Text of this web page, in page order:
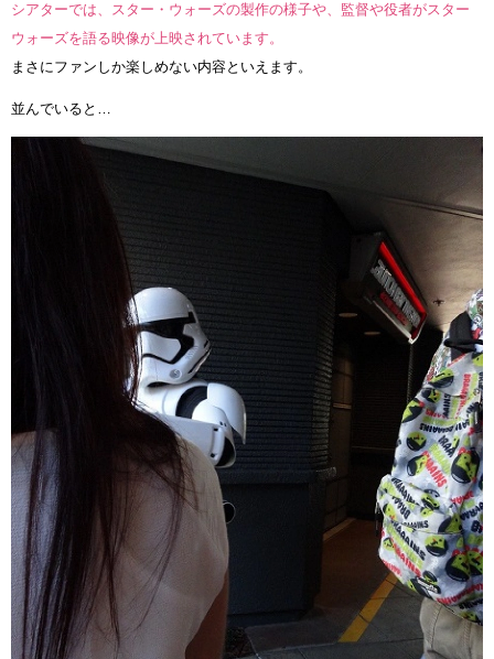
シアターでは、スター・ウォーズの製作の様子や、監督や役者がスター
ウォーズを語る映像が上映されています。
まさにファンしか楽しめない内容といえます。
並んでいると…